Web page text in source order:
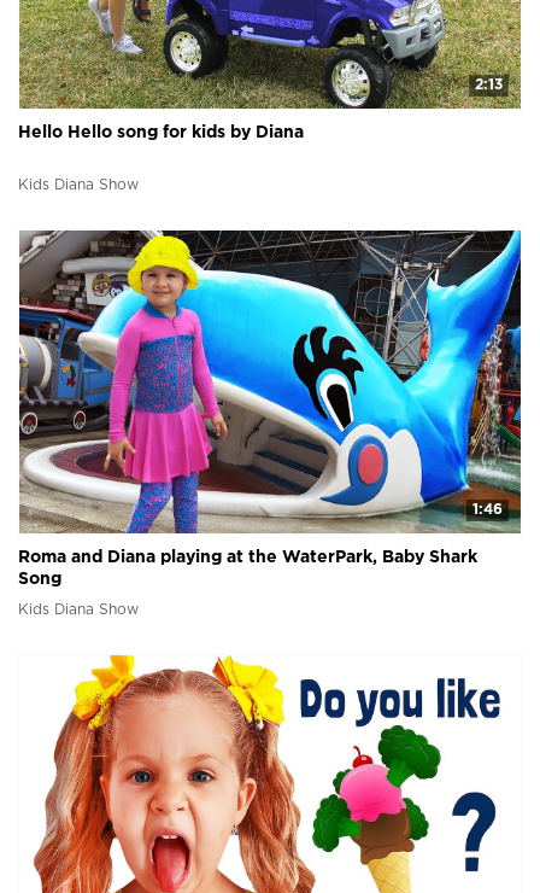
2:13
Hello Hello song for kids by Diana
Kids Diana Show
1:46
Roma and Diana playing at the WaterPark, Baby Shark
Song
Kids Diana Show